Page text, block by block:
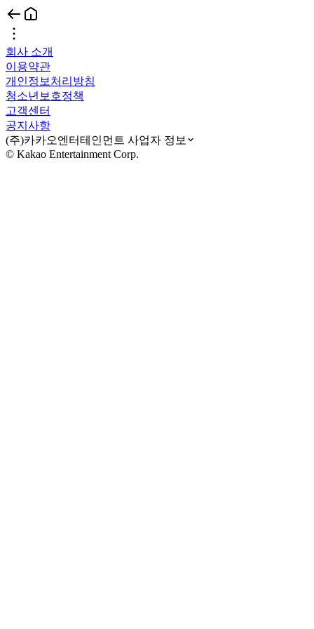
회사 소개
이용약관
개인정보처리방침
청소년보호정책
고객센터
공지사항
(주)카카오엔터테인먼트 사업자 정보
© Kakao Entertainment Corp.